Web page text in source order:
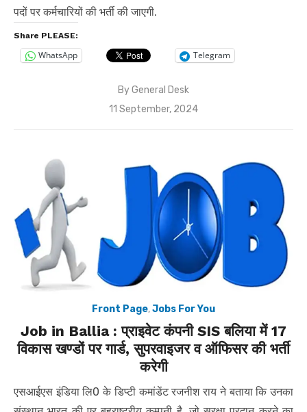
पदों पर कर्मचारियों की भर्ती की जाएगी.
Share PLEASE:
WhatsApp Telegram
ByGeneral Desk
Posted
11 September, 2024
Front Page,Jobs For You
Job in Ballia : प्राइवेट कंपनी SIS बलिया में 17
विकास खण्डों पर गार्ड, सुपरवाइजर व ऑफिसर की भर्ती
करेगी
एसआईएस इंडिया लि0 के डिप्टी कमांडेंट रजनीश राय ने बताया कि उनका